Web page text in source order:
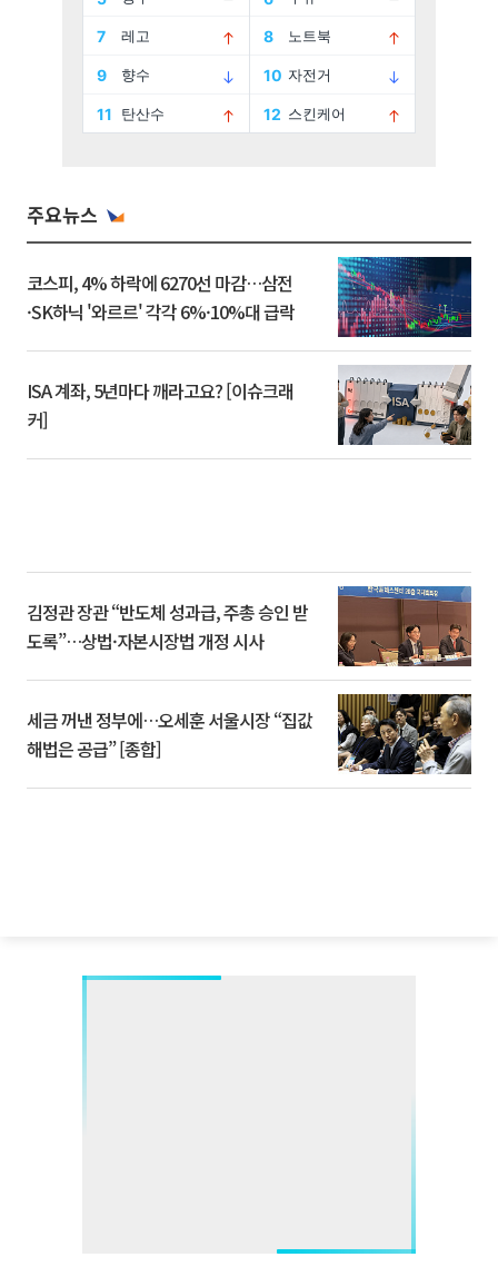
주요뉴스
코스피, 4% 하락에 6270선 마감…삼전
·SK하닉 '와르르' 각각 6%·10%대 급락
ISA 계좌, 5년마다 깨라고요? [이슈크래
커]
김정관 장관 “반도체 성과급, 주총 승인 받
도록”…상법·자본시장법 개정 시사
세금 꺼낸 정부에…오세훈 서울시장 “집값
해법은 공급” [종합]